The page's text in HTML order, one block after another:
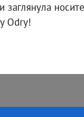
заглянула
Odry!